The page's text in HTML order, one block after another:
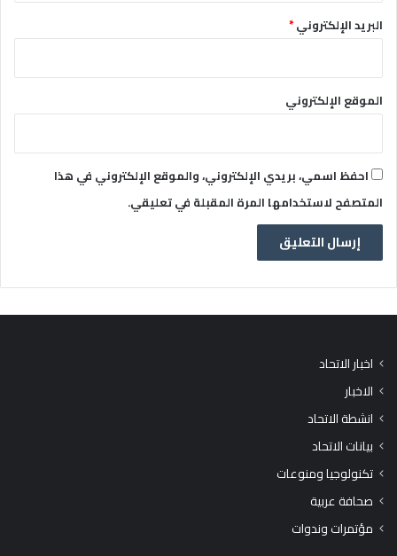
البريد الإلكتروني*
الموقع الإلكتروني
احفظ اسمي، بريدي الإلكتروني، والموقع الإلكتروني في هذا
المتصفح لاستخدامها المرة المقبلة في تعليقي.
اخبار الاتحاد
الاخبار
انشطة الاتحاد
بيانات الاتحاد
تكنولوجيا ومنوعات
صحافة عربية
مؤتمرات وندوات